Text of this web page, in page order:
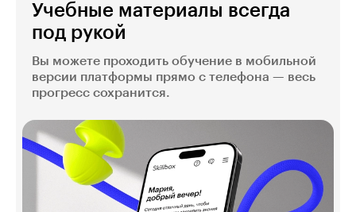
Учебные материалы всегда
под рукой
Вы можете проходить обучение в мобильной
версии платформы прямо с телефона — весь
прогресс сохранится.